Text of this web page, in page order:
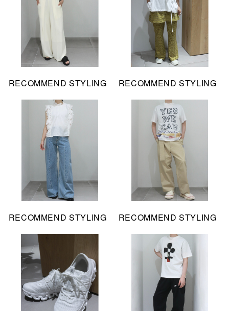
RECOMMEND STYLING RECOMMEND STYLING
RECOMMEND STYLING RECOMMEND STYLING